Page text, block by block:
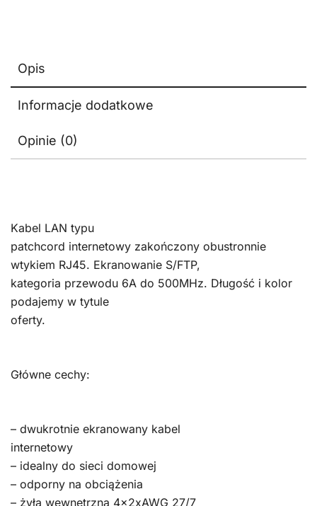
Opis
Informacje dodatkowe
Opinie (0)
Kabel LAN typu
patchcord internetowy zakończony obustronnie
wtykiem RJ45. Ekranowanie S/FTP,
kategoria przewodu 6A do 500MHz. Długość i kolor
podajemy w tytule
oferty.
Główne cechy:
– dwukrotnie ekranowany kabel
internetowy
– idealny do sieci domowej
– odporny na obciążenia
– żyła wewnętrzna 4x2xAWG 27/7